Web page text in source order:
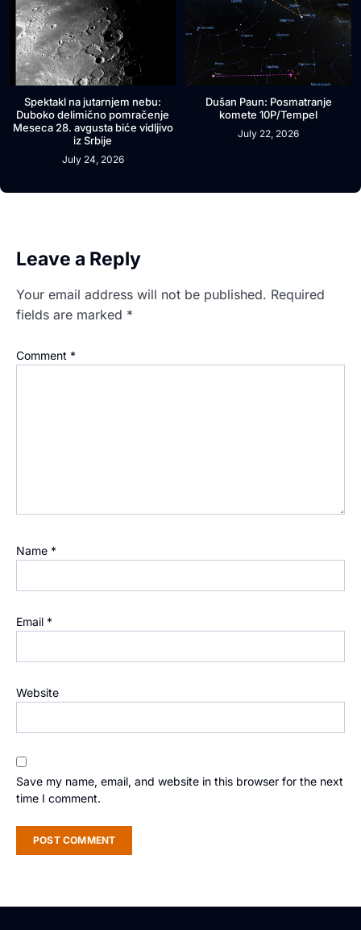
Spektakl na jutarnjem nebu:
Duboko delimično pomračenje
Meseca 28. avgusta biće vidljivo
iz Srbije
July 24, 2026
Dušan Paun: Posmatranje
komete 10P/Tempel
July 22, 2026
Leave a Reply
Your email address will not be published. Required
fields are marked *
Comment *
Name *
Email *
Website
Save my name, email, and website in this browser for the next
time I comment.